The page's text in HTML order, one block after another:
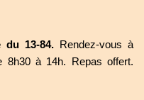
du 13-84. Rendez-vous à
8h30 à 14h. Repas offert.